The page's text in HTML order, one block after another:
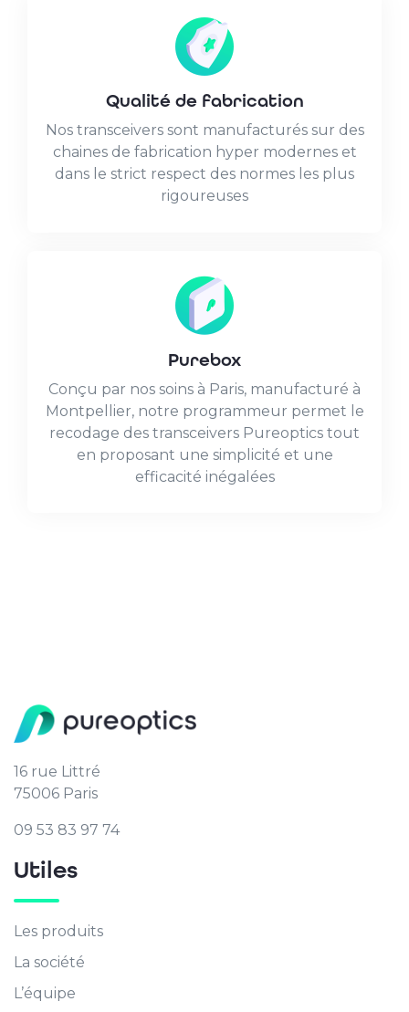
Qualité de fabrication
Nos transceivers sont manufacturés sur des
chaines de fabrication hyper modernes et
dans le strict respect des normes les plus
rigoureuses
Purebox
Conçu par nos soins à Paris, manufacturé à
Montpellier, notre programmeur permet le
recodage des transceivers Pureoptics tout
en proposant une simplicité et une
efficacité inégalées
16 rue Littré
75006 Paris
09 53 83 97 74
Utiles
Les produits
La société
L’équipe